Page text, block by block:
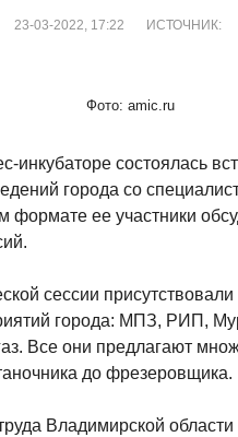
23-03-2022, 17:22 ИСТОЧНИК:
Фото: amic.ru
инкубаторе состоялась
города со
формате ее участники
сессии
города: МПЗ, РИП,
Все они предлагают
до фрезеровщика.
Владимирской